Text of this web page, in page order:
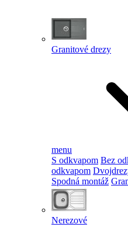
Granitové drezy
menu
S odkvapom Bez
odkvapom
Spodná montáž
Nerezové